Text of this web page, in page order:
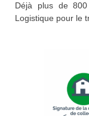
Déjà plus de
Logistique pour le